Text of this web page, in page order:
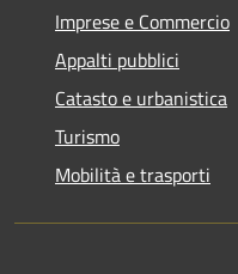
Imprese e Commercio
Appalti pubblici
Catasto e urbanistica
Turismo
Mobilità e trasporti